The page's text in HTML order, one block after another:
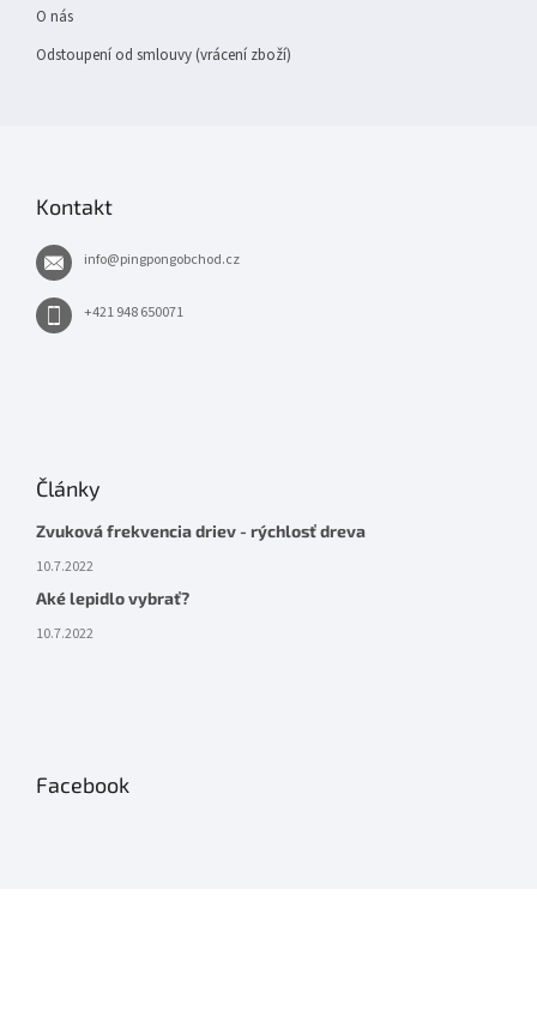
O nás
Odstoupení od smlouvy (vrácení zboží)
Kontakt
info@pingpongobchod.cz
+421 948 650071
Články
Zvuková frekvencia driev - rýchlosť dreva
10.7.2022
Aké lepidlo vybrať?
10.7.2022
Facebook